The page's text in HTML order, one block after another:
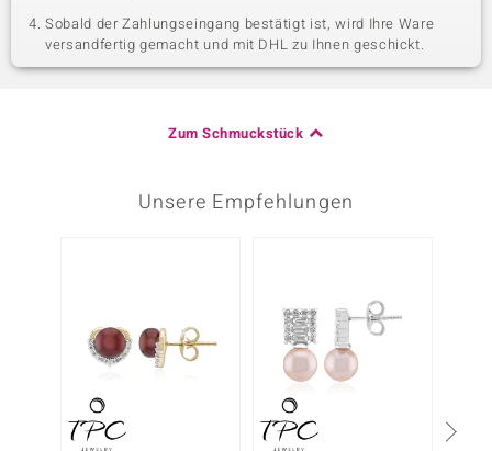
Sobald der Zahlungseingang bestätigt ist, wird Ihre Ware
versandfertig gemacht und mit DHL zu Ihnen geschickt.
Zum Schmuckstück
Unsere Empfehlungen